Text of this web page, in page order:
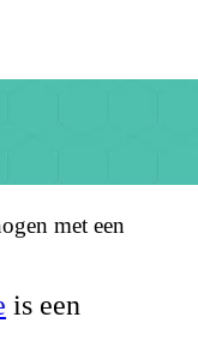
met een
is een